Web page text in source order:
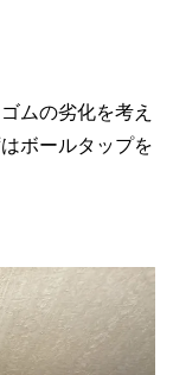
ムの劣化を考え
ボールタップを